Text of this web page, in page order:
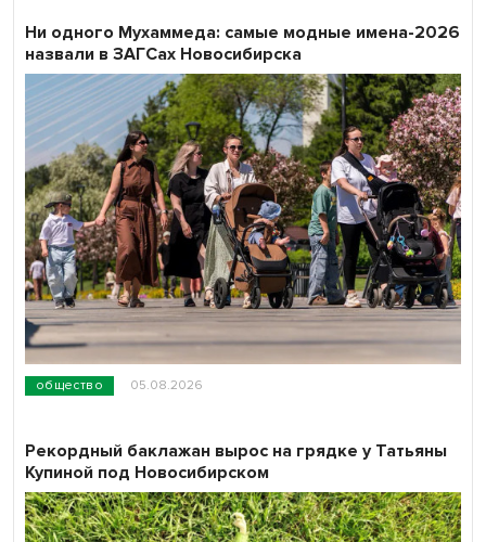
общество 05.08.2026
Ни одного Мухаммеда: самые модные имена-2026
назвали в ЗАГСах Новосибирска
Рекордный баклажан вырос на грядке у Татьяны
Купиной под Новосибирском